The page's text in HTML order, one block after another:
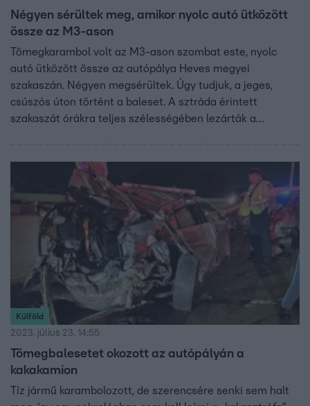
Négyen sérültek meg, amikor nyolc autó ütközött
össze az M3-ason
Tömegkarambol volt az M3-ason szombat este, nyolc
autó ütközött össze az autópálya Heves megyei
szakaszán. Négyen megsérültek. Úgy tudjuk, a jeges,
csúszós úton történt a baleset. A sztráda érintett
szakaszát órákra teljes szélességében lezárták a
Külföld
2023. július 23. 14:55
Tömegbalesetet okozott az autópályán a
kakakamion
Tíz jármű karambolozott, de szerencsére senki sem halt